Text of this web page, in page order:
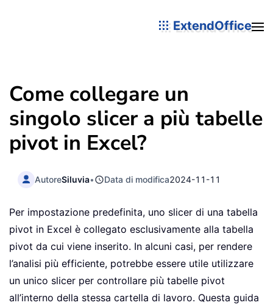
ExtendOffice
Come collegare un
singolo slicer a più tabelle
pivot in Excel?
AutoreSiluvia• Data di modifica2024-11-11
Per impostazione predefinita, uno slicer di una tabella
pivot in Excel è collegato esclusivamente alla tabella
pivot da cui viene inserito. In alcuni casi, per rendere
l’analisi più efficiente, potrebbe essere utile utilizzare
un unico slicer per controllare più tabelle pivot
all’interno della stessa cartella di lavoro. Questa guida